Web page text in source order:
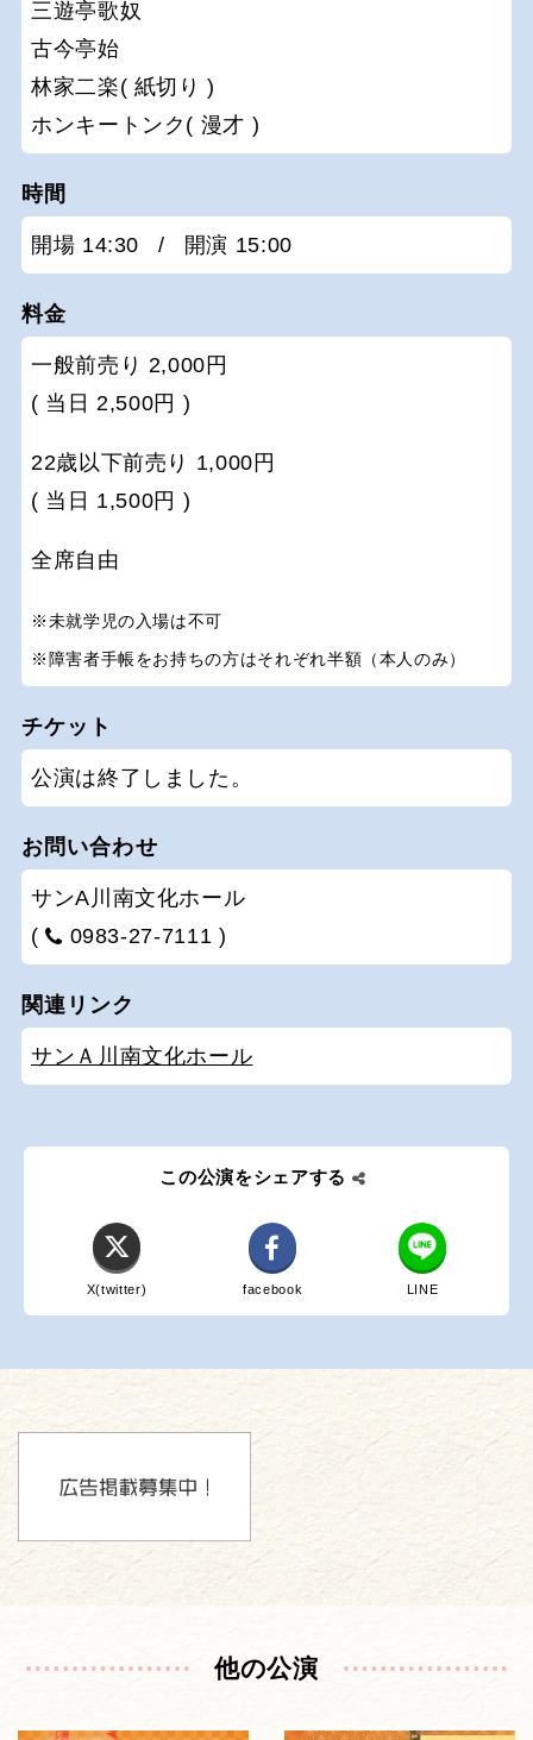
三遊亭歌奴
古今亭始
林家二楽( 紙切り )
ホンキートンク( 漫才 )
時間
開場 14:30 / 開演 15:00
料金
一般前売り 2,000円
( 当日 2,500円 )
22歳以下前売り 1,000円
( 当日 1,500円 )
全席自由
※未就学児の入場は不可
※障害者手帳をお持ちの方はそれぞれ半額（本人のみ）
チケット
公演は終了しました。
お問い合わせ
サンA川南文化ホール
(
0983-27-7111 )
関連リンク
サンＡ川南文化ホール
この公演をシェアする
X(twitter) facebook LINE
他の公演